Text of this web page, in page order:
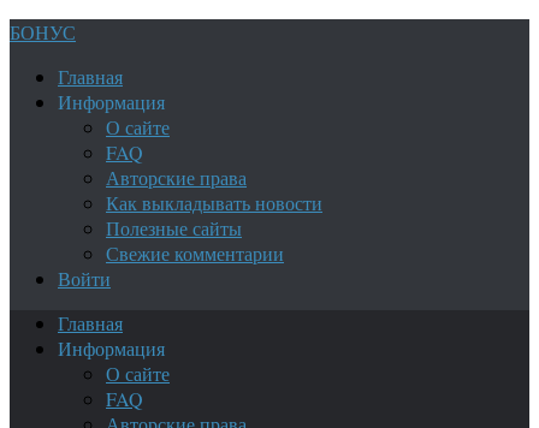
БОНУС
Главная
Информация
О сайте
FAQ
Авторские права
Как выкладывать новости
Полезные сайты
Свежие комментарии
Войти
Главная
Информация
О сайте
FAQ